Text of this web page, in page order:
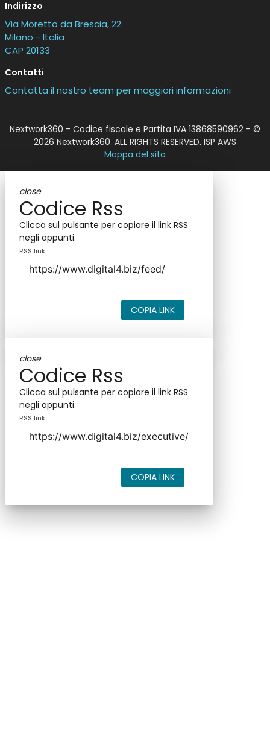
Indirizzo
Via Moretto da Brescia, 22
Milano - Italia
CAP 20133
Contatti
Contatta il nostro team per maggiori informazioni
Nextwork360 - Codice fiscale e Partita IVA 13868590962 - ©
2026 Nextwork360. ALL RIGHTS RESERVED. ISP AWS
Mappa del sito
close
Codice Rss
Clicca sul pulsante per copiare il link RSS
negli appunti.
RSS link
COPIA LINK
close
Codice Rss
Clicca sul pulsante per copiare il link RSS
negli appunti.
RSS link
COPIA LINK